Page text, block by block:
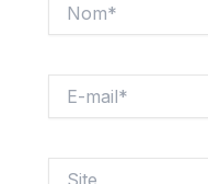
mail*